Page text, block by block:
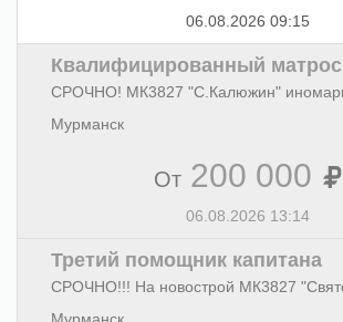
06.08.2026 09:15
Квалифицированный матрос
Мурманск
От200 000
06.08.2026 13:14
Третий помощник капитана